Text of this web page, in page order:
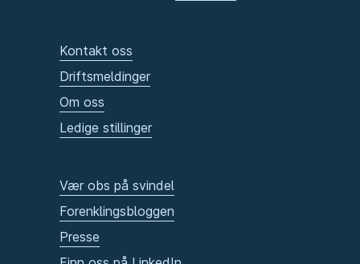
Kontakt oss
Driftsmeldinger
Om oss
Ledige stillinger
Vær obs på svindel
Forenklingsbloggen
Presse